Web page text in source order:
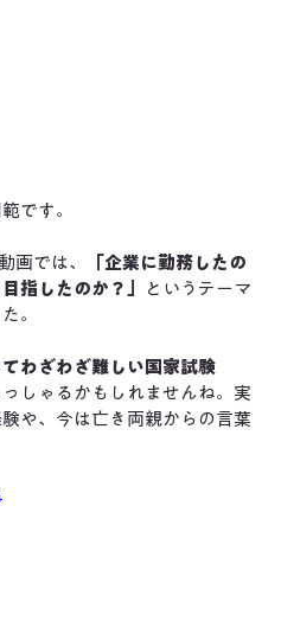
です。
画では、
「企業に勤務したの
指したのか？」
というテーマ
。
わざわざ難しい国家試験
しゃるかもしれませんね。実
や、今は亡き両親からの言葉